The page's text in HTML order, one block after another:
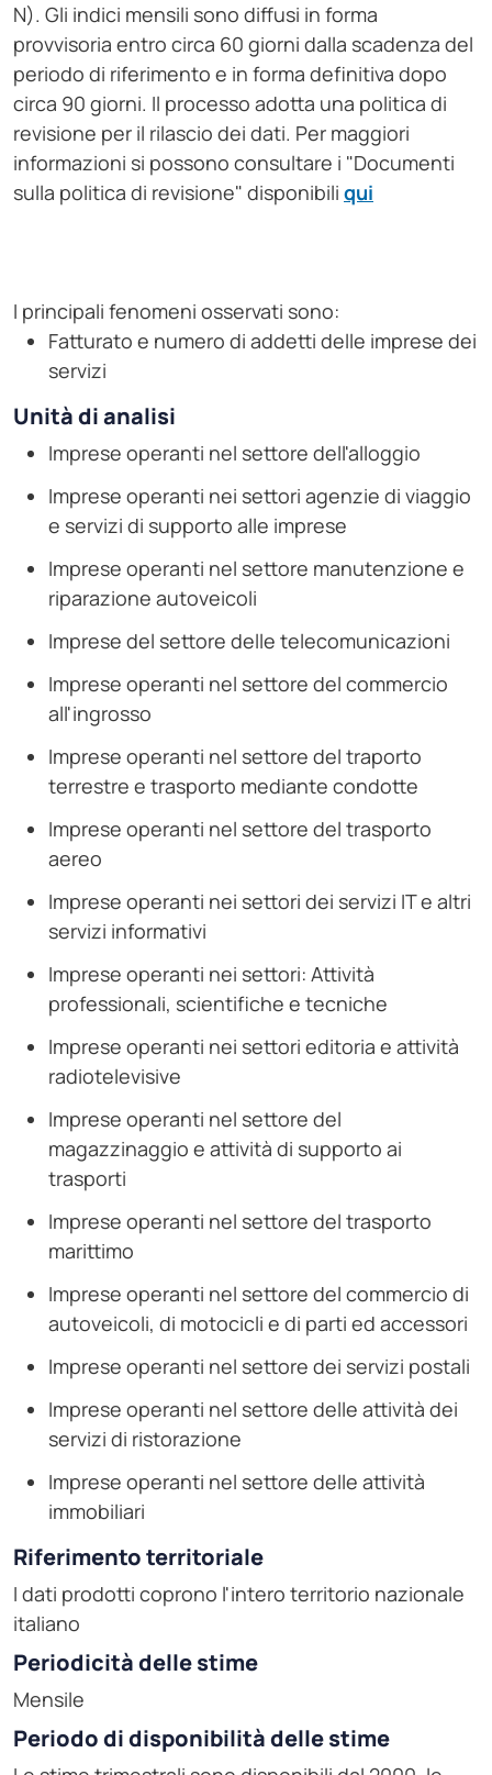
N). Gli indici mensili sono diffusi in forma
provvisoria entro circa 60 giorni dalla scadenza del
periodo di riferimento e in forma definitiva dopo
circa 90 giorni. Il processo adotta una politica di
revisione per il rilascio dei dati. Per maggiori
informazioni si possono consultare i "Documenti
sulla politica di revisione" disponibili qui
I principali fenomeni osservati sono:
Fatturato e numero di addetti delle imprese dei
servizi
Unità di analisi
Imprese operanti nel settore dell'alloggio
Imprese operanti nei settori agenzie di viaggio
e servizi di supporto alle imprese
Imprese operanti nel settore manutenzione e
riparazione autoveicoli
Imprese del settore delle telecomunicazioni
Imprese operanti nel settore del commercio
all'ingrosso
Imprese operanti nel settore del traporto
terrestre e trasporto mediante condotte
Imprese operanti nel settore del trasporto
aereo
Imprese operanti nei settori dei servizi IT e altri
servizi informativi
Imprese operanti nei settori: Attività
professionali, scientifiche e tecniche
Imprese operanti nei settori editoria e attività
radiotelevisive
Imprese operanti nel settore del
magazzinaggio e attività di supporto ai
trasporti
Imprese operanti nel settore del trasporto
marittimo
Imprese operanti nel settore del commercio di
autoveicoli, di motocicli e di parti ed accessori
Imprese operanti nel settore dei servizi postali
Imprese operanti nel settore delle attività dei
servizi di ristorazione
Imprese operanti nel settore delle attività
immobiliari
Riferimento territoriale
I dati prodotti coprono l'intero territorio nazionale
italiano
Periodicità delle stime
Mensile
Periodo di disponibilità delle stime